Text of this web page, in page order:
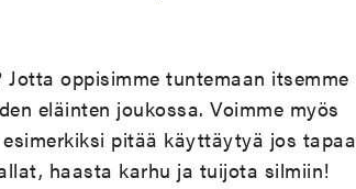
oppisimme tuntemaan itsemme
eläinten joukossa. Voimme myös
pitää käyttäytyä jos tapaa
haasta karhu ja tuijota silmiin!